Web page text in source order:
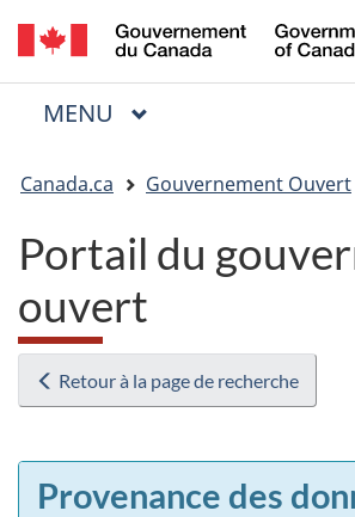
Passer
au
contenu
Passer
à
« Au
Passer
à
la
Menu
MENU PRINCIPAL
êtes
ici
Canada.ca Gouvernement Ouvert
Portail du
ouvert
Retour à la page de recherche
Provenance des